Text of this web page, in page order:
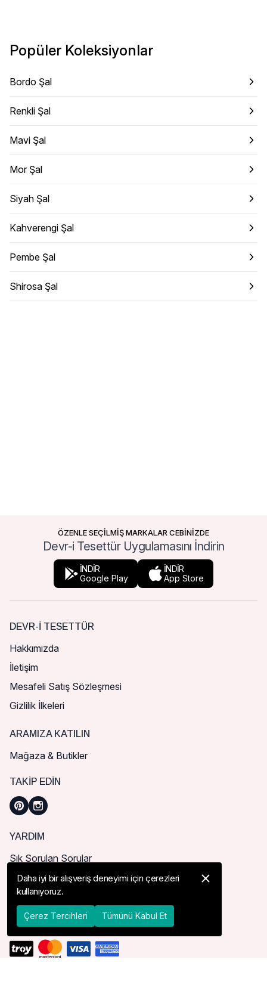
Popüler Koleksiyonlar
Bordo Şal
Renkli Şal
Mavi Şal
Mor Şal
Siyah Şal
Kahverengi Şal
Pembe Şal
Shirosa Şal
ÖZENLE SEÇİLMİŞ MARKALAR CEBİNİZDE
Devr-i Tesettür Uygulamasını İndirin
İNDİR
Google Play
İNDİR
App Store
DEVR-I TESETTÜR
Hakkımızda
İletişim
Mesafeli Satış Sözleşmesi
Gizlilik İlkeleri
ARAMIZA KATILIN
Mağaza & Butikler
TAKIP EDIN
YARDIM
Sık Sorulan Sorular
Nasıl Sipariş Verebilirim?
Kargo ve Teslimat
İade, İptal ve Değişim
Daha iyi bir alışveriş deneyimi için çerezleri
kullanıyoruz.
Çerez Tercihleri Tümünü Kabul Et